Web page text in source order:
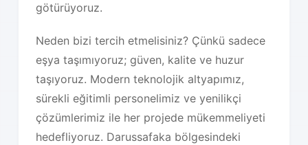
götürüyoruz.
Neden bizi tercih etmelisiniz? Çünkü sadece
eşya taşımıyoruz; güven, kalite ve huzur
taşıyoruz. Modern teknolojik altyapımız,
sürekli eğitimli personelimiz ve yenilikçi
çözümlerimiz ile her projede mükemmeliyeti
hedefliyoruz. Darussafaka bölgesindeki